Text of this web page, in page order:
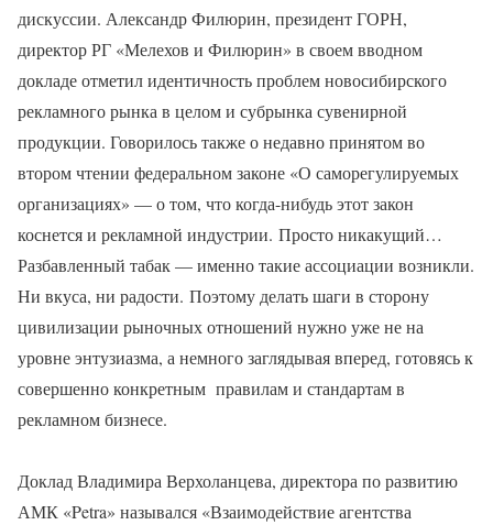
дискуссии. Александр Филюрин, президент ГОРН,
директор РГ «Мелехов и Филюрин» в своем вводном
докладе отметил идентичность проблем новосибирского
рекламного рынка в целом и субрынка сувенирной
продукции. Говорилось также о недавно принятом во
втором чтении федеральном законе «О саморегулируемых
организациях» — о том, что когда-нибудь этот закон
коснется и рекламной индустрии. Просто никакущий…
Разбавленный табак — именно такие ассоциации возникли.
Ни вкуса, ни радости. Поэтому делать шаги в сторону
цивилизации рыночных отношений нужно уже не на
уровне энтузиазма, а немного заглядывая вперед, готовясь к
совершенно конкретным правилам и стандартам в
рекламном бизнесе.
Доклад Владимира Верхоланцева, директора по развитию
АМК «Petra» назывался «Взаимодействие агентства